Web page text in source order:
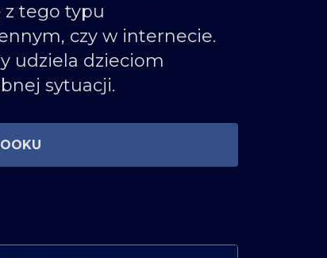
z tego typu
czy w internecie.
udziela dzieciom
sytuacji.